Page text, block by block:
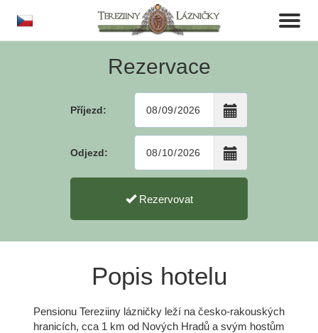
Toggle
Rezervace
Příjezd:
Odjezd:
Rezervovat
Popis hotelu
Pensionu Tereziiny lázničky leží na česko-rakouských
hranicích, cca 1 km od Nových Hradů a svým hostům